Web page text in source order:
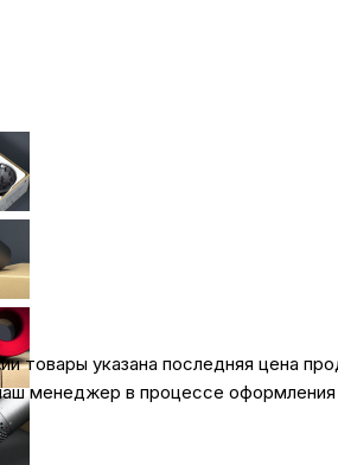
товары указана последняя цена
менеджер в процессе оформления